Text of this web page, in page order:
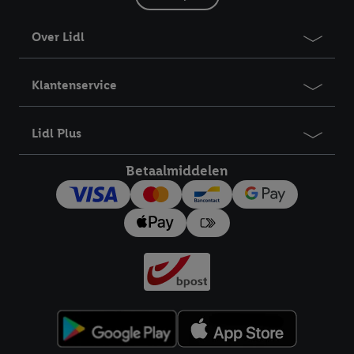
Over Lidl
Klantenservice
Lidl Plus
Betaalmiddelen